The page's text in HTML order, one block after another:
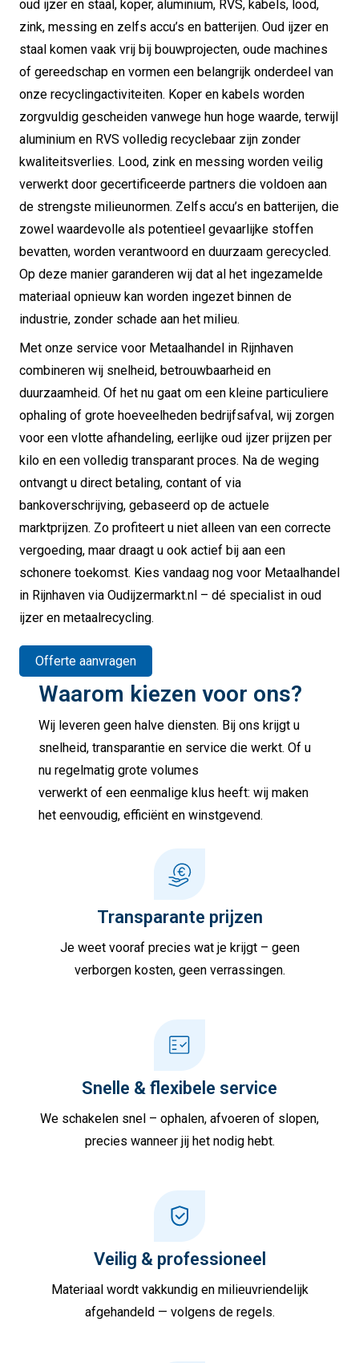
oud ijzer en staal, koper, aluminium, RVS, kabels, lood,
zink, messing en zelfs accu’s en batterijen. Oud ijzer en
staal komen vaak vrij bij bouwprojecten, oude machines
of gereedschap en vormen een belangrijk onderdeel van
onze recyclingactiviteiten. Koper en kabels worden
zorgvuldig gescheiden vanwege hun hoge waarde, terwijl
aluminium en RVS volledig recyclebaar zijn zonder
kwaliteitsverlies. Lood, zink en messing worden veilig
verwerkt door gecertificeerde partners die voldoen aan
de strengste milieunormen. Zelfs accu’s en batterijen, die
zowel waardevolle als potentieel gevaarlijke stoffen
bevatten, worden verantwoord en duurzaam gerecycled.
Op deze manier garanderen wij dat al het ingezamelde
materiaal opnieuw kan worden ingezet binnen de
industrie, zonder schade aan het milieu.
Met onze service voor Metaalhandel in Rijnhaven
combineren wij snelheid, betrouwbaarheid en
duurzaamheid. Of het nu gaat om een kleine particuliere
ophaling of grote hoeveelheden bedrijfsafval, wij zorgen
voor een vlotte afhandeling, eerlijke oud ijzer prijzen per
kilo en een volledig transparant proces. Na de weging
ontvangt u direct betaling, contant of via
bankoverschrijving, gebaseerd op de actuele
marktprijzen. Zo profiteert u niet alleen van een correcte
vergoeding, maar draagt u ook actief bij aan een
schonere toekomst. Kies vandaag nog voor Metaalhandel
in Rijnhaven via Oudijzermarkt.nl – dé specialist in oud
ijzer en metaalrecycling.
Offerte aanvragen
Waarom kiezen voor ons?
Wij leveren geen halve diensten. Bij ons krijgt u
snelheid, transparantie en service die werkt. Of u
nu regelmatig grote volumes
verwerkt of een eenmalige klus heeft: wij maken
het eenvoudig, efficiënt en winstgevend.
Transparante prijzen
Je weet vooraf precies wat je krijgt – geen
verborgen kosten, geen verrassingen.
Snelle & flexibele service
We schakelen snel – ophalen, afvoeren of slopen,
precies wanneer jij het nodig hebt.
Veilig & professioneel
Materiaal wordt vakkundig en milieuvriendelijk
afgehandeld — volgens de regels.